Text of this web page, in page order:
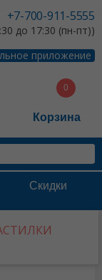
+7-700-911-5555
до 17:30 (пн-пт))
приложение
Корзина
Скидки